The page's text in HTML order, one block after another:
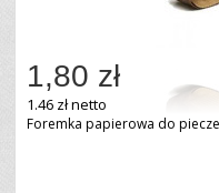
1,80 zł
1.46 zł netto
Foremka papierowa do